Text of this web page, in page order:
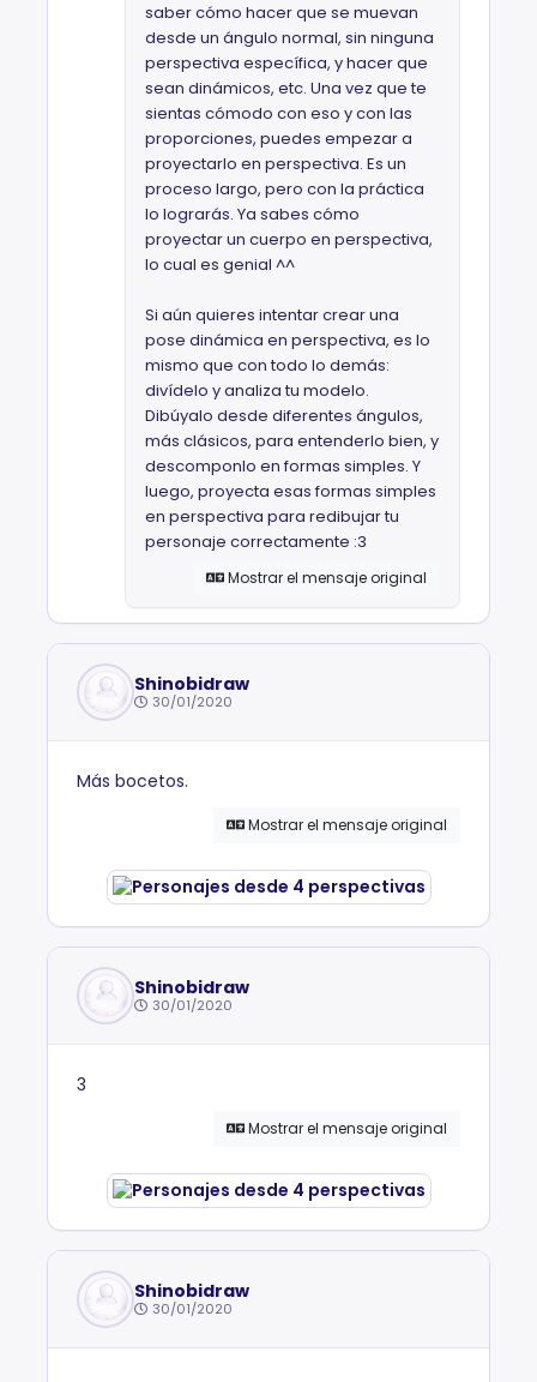
saber cómo hacer que se muevan
desde un ángulo normal, sin ninguna
perspectiva específica, y hacer que
sean dinámicos, etc. Una vez que te
sientas cómodo con eso y con las
proporciones, puedes empezar a
proyectarlo en perspectiva. Es un
proceso largo, pero con la práctica
lo lograrás. Ya sabes cómo
proyectar un cuerpo en perspectiva,
lo cual es genial ^^
Si aún quieres intentar crear una
pose dinámica en perspectiva, es lo
mismo que con todo lo demás:
divídelo y analiza tu modelo.
Dibúyalo desde diferentes ángulos,
más clásicos, para entenderlo bien, y
descomponlo en formas simples. Y
luego, proyecta esas formas simples
en perspectiva para redibujar tu
personaje correctamente :3
Mostrar el mensaje original
Shinobidraw
30/01/2020
Más bocetos.
Mostrar el mensaje original
Shinobidraw
30/01/2020
3
Mostrar el mensaje original
Shinobidraw
30/01/2020